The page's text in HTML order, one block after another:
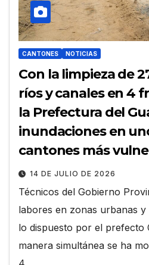
CANTONES NOTICIAS
Con la limpieza de
ríos y canales en 4
la Prefectura del
inundaciones en
cantones más
Niño
14 DE JULIO DE 2026
Técnicos del Gobierno
labores en zonas urbanas
lo dispuesto por el prefecto
manera simultánea se ha